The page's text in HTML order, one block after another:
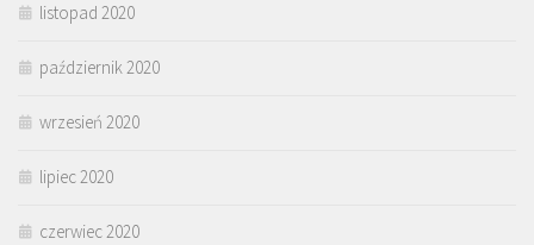
listopad 2020
październik 2020
wrzesień 2020
lipiec 2020
czerwiec 2020